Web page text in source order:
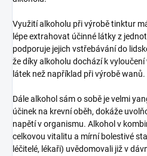
Využití alkoholu při výrobě tinktur
lépe extrahovat účinné látky z
podporuje jejich vstřebávání do
že díky alkoholu dochází k
látek než například při výrobě wanů.
Dále alkohol sám o sobě je velmi
účinek na krevní oběh, dokáže
napětí v organismu. Alkohol v
celkovou vitalitu a mírní bolestivé
léčitelé, lékaři) uvědomovali již v